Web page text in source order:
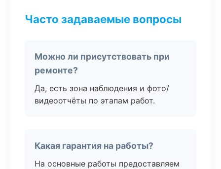
Часто задаваемые вопросы
Можно ли присутствовать при
ремонте?
Да, есть зона наблюдения и фото/
видеоотчёты по этапам работ.
Какая гарантия на работы?
На основные работы предоставляем